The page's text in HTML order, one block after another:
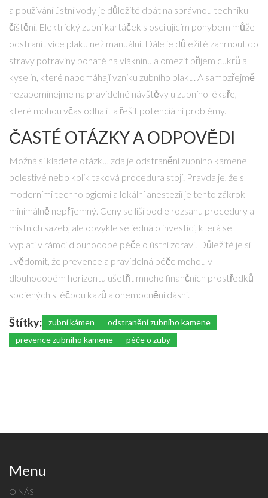
a používání ústní vody je důležité dbát na správnou techniku
čištění. Elektrický zubní kartáček s oscilujícím pohybem může
odstranit více plaku než manuální. Dále je důležité zahrnout do
stravy potraviny bohaté na vlákninu a omezit příjem cukrů a
kyselin, které napomáhají vzniku zubního plaku. A samozřejmě
nezapomínejme na pravidelné návštěvy u zubního lékaře,
které mohou včas odhalit a řešit potenciální problémy.
ČASTÉ OTÁZKY A ODPOVĚDI
Možná si kladete otázku, zda je odstranění zubního kamene
bolestivé nebo kolik taková procedura stojí. Pravda je, že s
moderními technologiemi a lokální anestezií je tento zákrok
minimálně nepříjemný. Ceny se liší podle rozsahu procedury a
místních sazeb, ale obvykle se jedná o investici, která se
vyplatí v rámci dlouhodobé péče o ústní zdraví. Důležité je si
uvědomit, že prevence a pravidelná péče mohou v
dlouhodobém horizontu ušetřit mnoho finančních prostředků
spojených s léčbou kazů a onemocnění dásní.
Štítky: zubní kámen
odstranění zubního kamene
prevence zubního kamene
péče o zuby
Menu
O NÁS